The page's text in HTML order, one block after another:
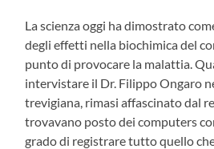
La scienza oggi ha dimostrato
degli effetti nella biochimica del
punto di provocare la malattia.
intervistare il Dr. Filippo Ongaro
trevigiana, rimasi affascinato dal
trovavano posto dei computers
grado di registrare tutto quello